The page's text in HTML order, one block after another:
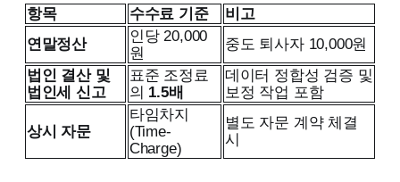
항목 수수료 기준
비고
연말정산
인당 20,000
원
중도 퇴사자 10,000원
법인 결산 및
법인세 신고
표준 조정료
의 1.5배
데이터 정합성 검증 및
보정 작업 포함
상시 자문
타임차지
(Time-
Charge)
별도 자문 계약 체결
시